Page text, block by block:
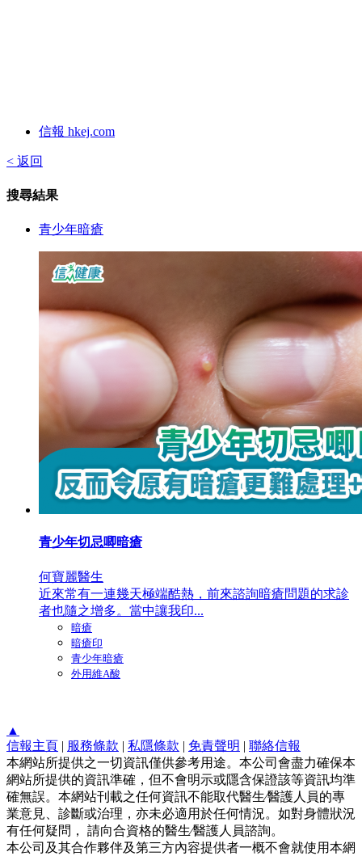
信報 hkej.com
< 返回
搜尋結果
青少年暗瘡
青少年切忌唧暗瘡
何寶麗醫生
近來常有一連幾天極端酷熱，前來諮詢暗瘡問題的求診
者也隨之增多。當中讓我印...
暗瘡
暗瘡印
青少年暗瘡
外用維A酸
▲
信報主頁 | 服務條款 | 私隱條款 | 免責聲明 | 聯絡信報
本網站所提供之一切資訊僅供參考用途。本公司會盡力確保本
網站所提供的資訊準確，但不會明示或隱含保證該等資訊均準
確無誤。本網站刊載之任何資訊不能取代醫生∕醫護人員的專
業意見、診斷或治理，亦未必適用於任何情況。如對身體狀況
有任何疑問， 請向合資格的醫生∕醫護人員諮詢。
本公司及其合作夥伴及第三方內容提供者一概不會就使用本網